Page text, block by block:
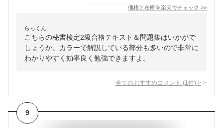
価格と在庫を楽天でチェック >>
らっくん
こちらの秘書検定2級合格テキスト＆問題集はいかがで
しょうか。カラーで解説している部分も多いので非常に
わかりやすく効率良く勉強できますよ。
全てのおすすめコメント (1 件) >
9